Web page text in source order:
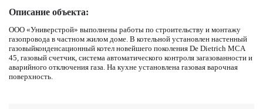
Описание объекта:
ООО «Универстрой» выполнены работы по строительству и монтажу
газопровода в частном жилом доме. В котельной установлен настенный
газовыйконденсационный котел новейшего поколения De Dietrich MCA
45, газовый счетчик, система автоматического контроля загазованности и
аварийного отключения газа. На кухне установлена газовая варочная
поверхность.